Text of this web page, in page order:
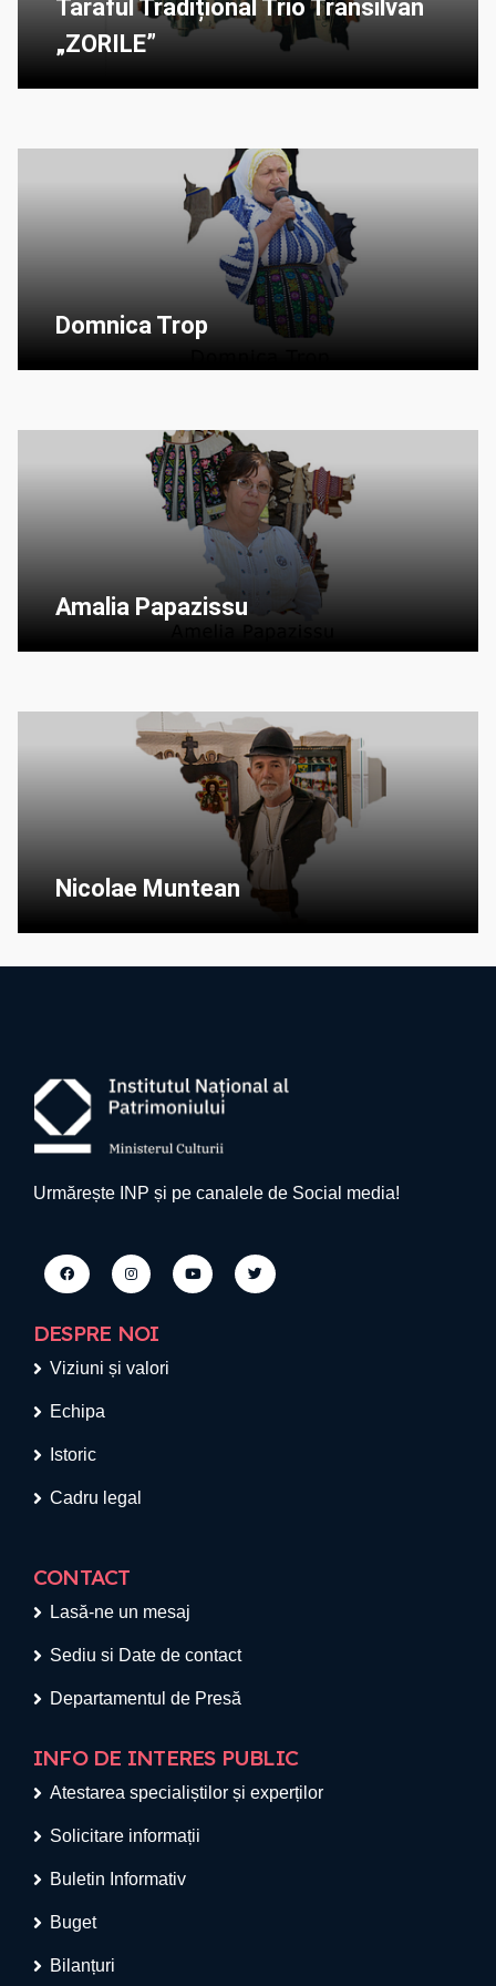
Taraful Tradițional Trio Transilvan
„ZORILE”
Domnica Trop
Amalia Papazissu
Nicolae Muntean
Urmărește INP și pe canalele de Social media!
DESPRE NOI
Viziuni și valori
Echipa
Istoric
Cadru legal
CONTACT
Lasă-ne un mesaj
Sediu si Date de contact
Departamentul de Presă
INFO DE INTERES PUBLIC
Atestarea specialiștilor și experților
Solicitare informații
Buletin Informativ
Buget
Bilanțuri